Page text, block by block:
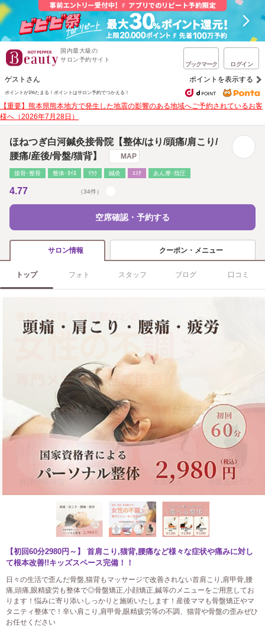
国内最大級の
サロン予約サイト
ブックマーク ログイン
ゲストさん ポイントを表示する
ポイントが1%たまる！ ポイントはサロン予約でつかえる！
【重要】熊本県熊本地方で発生した地震の影響のある地域へご予約されているお客
様へ（2026年7月28日）
ほねつぎ白河鍼灸接骨院【整体/はり/頭痛/肩こり/
腰痛/産後/骨盤/猫背】
MAP
接骨･整骨 整体･ｶｲﾛ ﾘﾗｸ 鍼灸 ｴｽﾃ あん摩･指圧
4.77 （34件）
空席確認・予約する
サロン情報 クーポン・メニュー
トップ フォト スタッフ ブログ 口コミ
【初回60分2980円～】 首肩こり,猫背,腰痛など様々な症状や痛みに対し
て根本改善!!キッズスペース完備！！
日々の生活で歪んだ骨盤,猫背もマッサージで改善されない首肩こり,肩甲骨,腰
痛,頭痛,眼精疲労も整体で◎骨盤矯正,小顔矯正,鍼等のメニューをご用意してお
ります！悩みに寄り添いしっかりと施術いたします！産後ママも骨盤矯正やマ
タニティ整体で！辛い肩こり,肩甲骨,眼精疲労等の不調、猫背や骨盤の歪みぜひ
お任せください